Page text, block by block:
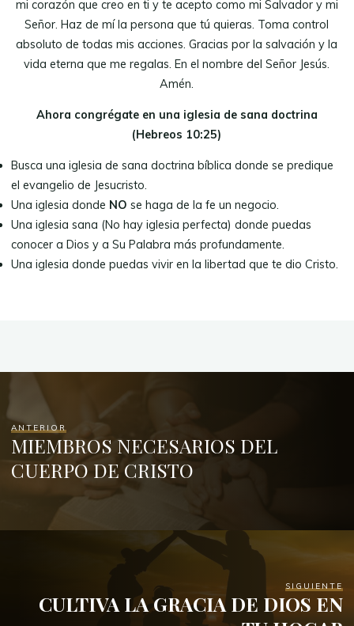
mi corazón que creo en ti y te acepto como mi Salvador y mi
Señor. Haz de mí la persona que tú quieras. Toma control
absoluto de todas mis acciones. Gracias por la salvación y la
vida eterna que me regalas. En el nombre del Señor Jesús.
Amén.
Ahora congrégate en una iglesia de sana doctrina
(Hebreos 10:25)
Busca una iglesia de sana doctrina bíblica donde se predique
el evangelio de Jesucristo.
Una iglesia donde NO se haga de la fe un negocio.
Una iglesia sana (No hay iglesia perfecta) donde puedas
conocer a Dios y a Su Palabra más profundamente.
Una iglesia donde puedas vivir en la libertad que te dio Cristo.
ANTERIOR
MIEMBROS NECESARIOS DEL
CUERPO DE CRISTO
SIGUIENTE
CULTIVA LA GRACIA DE DIOS EN